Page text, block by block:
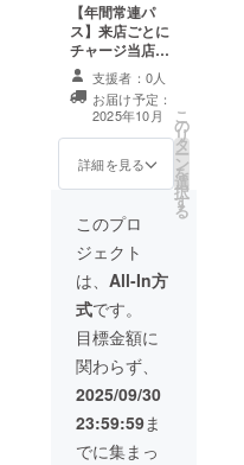
【年間常連パ
ス】来店ごとに
チャージ当店負
担＋1ドリンク提
供＋あなただけ
の専用グラスを
店内に常備 有効
期限：初回利用
日から12か月間
31日まで）
支援者：0人
お届け予定：
2025年10月
詳細を見る
こ
の
リ
タ
ー
ン
を
選
択
す
る
このプロ
ジェクト
は、 All-In方
式です。
目標金額に
関わらず、
2025/09/30
23:59:59ま
でに集まっ